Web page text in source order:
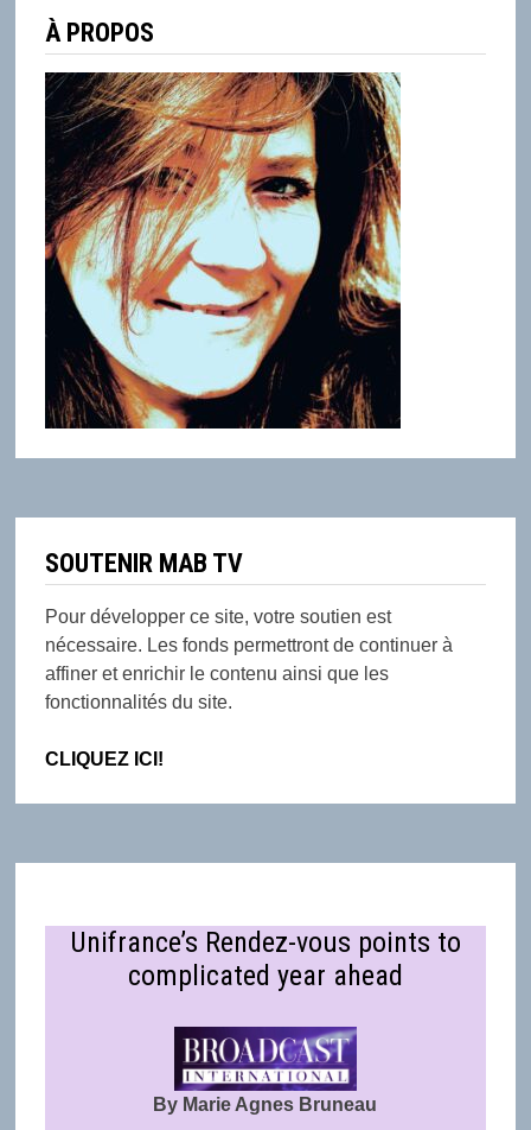
À PROPOS
SOUTENIR MAB TV
Pour développer ce site, votre soutien est
nécessaire. Les fonds permettront de continuer à
affiner et enrichir le contenu ainsi que les
fonctionnalités du site.
CLIQUEZ ICI!
Unifrance’s Rendez-vous points to
complicated year ahead
By Marie Agnes Bruneau